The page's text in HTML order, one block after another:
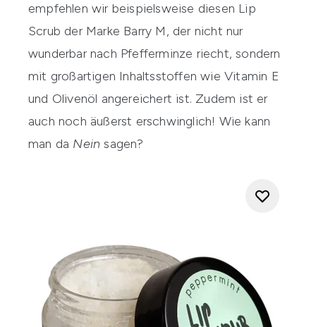
empfehlen wir beispielsweise diesen Lip
Scrub der Marke Barry M, der nicht nur
wunderbar nach Pfefferminze riecht, sondern
mit großartigen Inhaltsstoffen wie Vitamin E
und Olivenöl angereichert ist. Zudem ist er
auch noch äußerst erschwinglich! Wie kann
man da Nein sagen?